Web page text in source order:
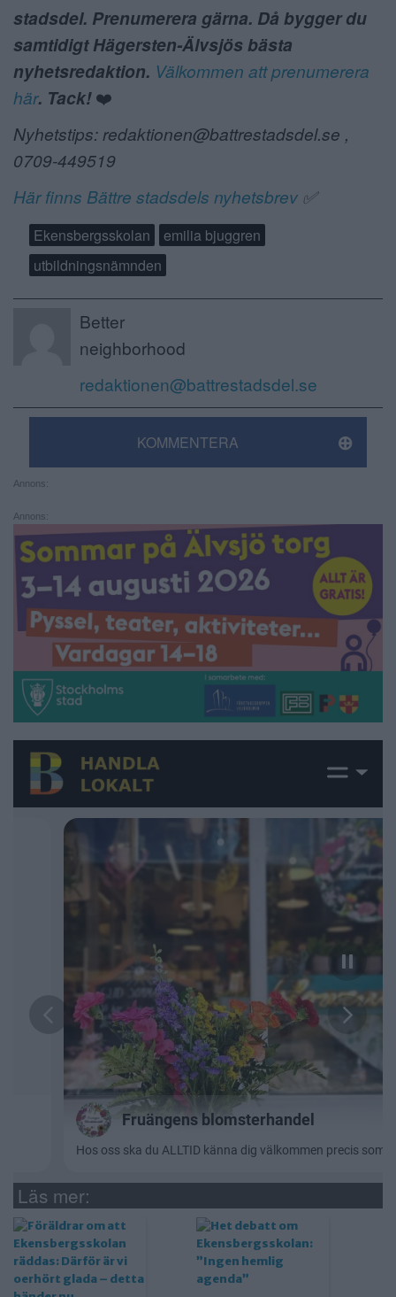
stadsdel. Prenumerera gärna. Då bygger du
samtidigt Hägersten-Älvsjös bästa
nyhetsredaktion. Välkommen att prenumerera
här. Tack!❤️
Nyhetstips: redaktionen@battrestadsdel.se ,
0709-449519
Här finns Bättre stadsdels nyhetsbrev ✅
Ekensbergsskolan
emilia bjuggren
utbildningsnämnden
Better
neighborhood
redaktionen@battrestadsdel.se
KOMMENTERA
Annons:
Annons:
Läs mer: